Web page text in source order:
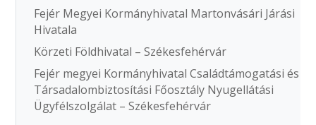
Fejér Megyei Kormányhivatal Martonvásári Járási
Hivatala
Körzeti Földhivatal – Székesfehérvár
Fejér megyei Kormányhivatal Családtámogatási és
Társadalombiztosítási Főosztály Nyugellátási
Ügyfélszolgálat – Székesfehérvár